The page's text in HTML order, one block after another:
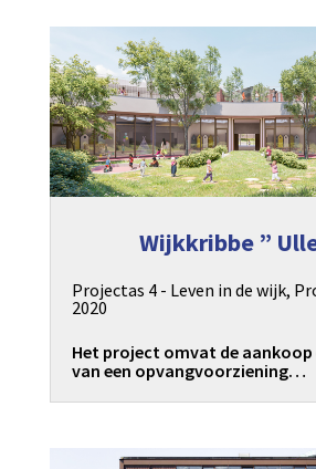
Wijkkribbe ”
Projectas 4 - Leven in de wijk,
2020
Het project omvat de aankoop
van een opvangvoorziening…